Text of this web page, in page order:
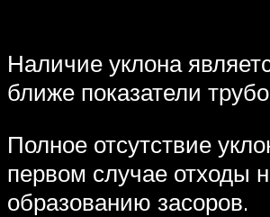
Наличие уклона
ближе показатели
Полное отсутствие
первом случае отходы
образованию засоров.